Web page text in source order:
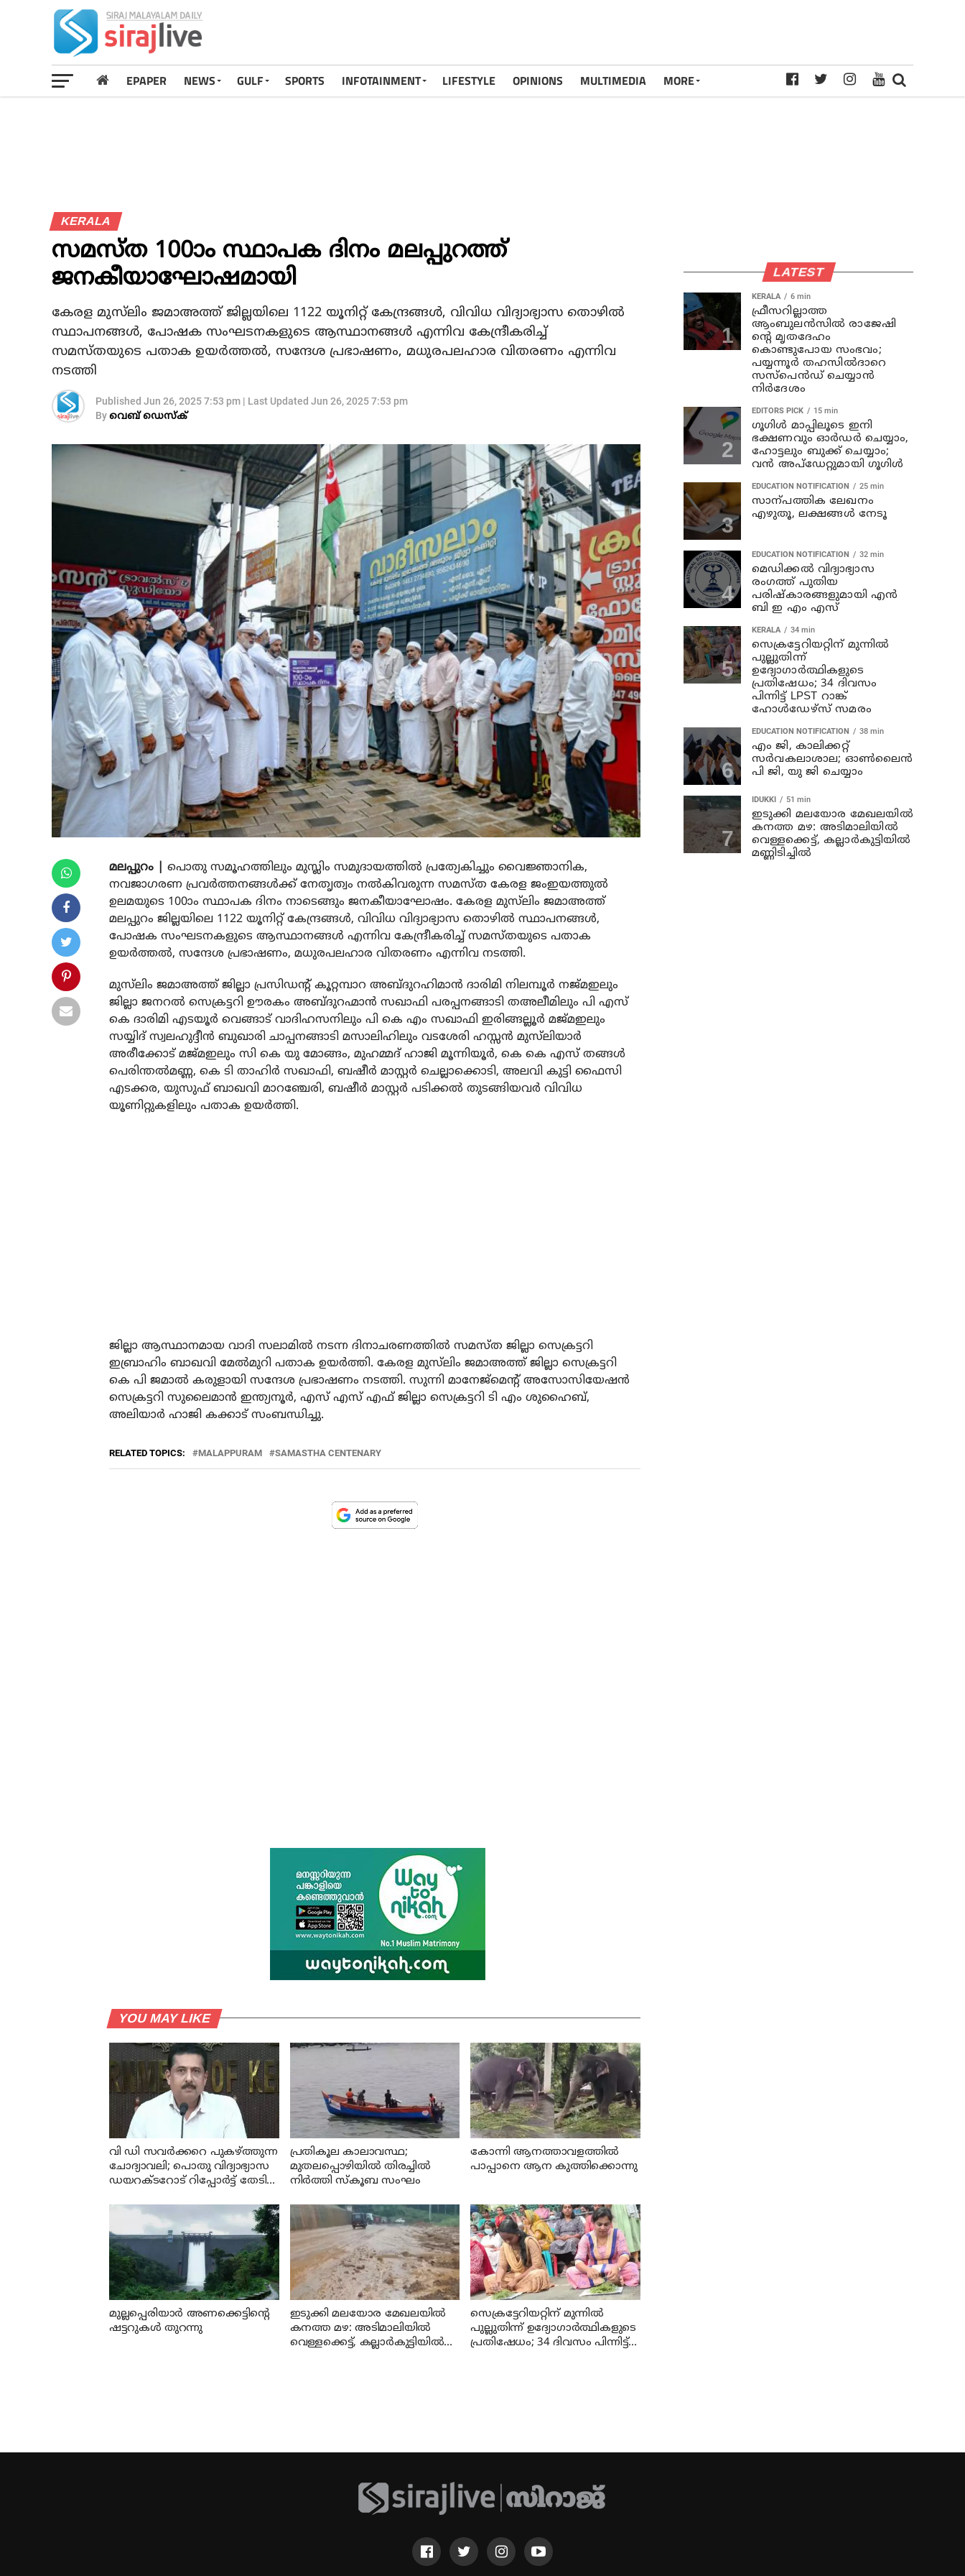
EPAPER NEWS GULF SPORTS INFOTAINMENT LIFESTYLE OPINIONS MULTIMEDIA MORE
KERALA
സമസ്ത 100ാം സ്ഥാപക ദിനം മലപ്പുറത്ത്
ജനകീയാഘോഷമായി
കേരള മുസ്‌ലിം ജമാഅത്ത് ജില്ലയിലെ 1122 യൂനിറ്റ് കേന്ദ്രങ്ങൾ, വിവിധ വിദ്യാഭ്യാസ തൊഴിൽ
സ്ഥാപനങ്ങൾ, പോഷക സംഘടനകളുടെ ആസ്ഥാനങ്ങൾ എന്നിവ കേന്ദ്രീകരിച്ച്
സമസ്തയുടെ പതാക ഉയർത്തൽ, സന്ദേശ പ്രഭാഷണം, മധുരപലഹാര വിതരണം എന്നിവ
നടത്തി
Published Jun 26, 2025 7:53 pm | Last Updated Jun 26, 2025 7:53 pm
Byവെബ് ഡെസ്‌ക്
മലപ്പുറം |
പൊതു സമൂഹത്തിലും മുസ്ലിം സമുദായത്തിൽ പ്രത്യേകിച്ചും വൈജ്ഞാനിക,
നവജാഗരണ പ്രവർത്തനങ്ങൾക്ക് നേതൃത്വം നൽകിവരുന്ന സമസ്ത കേരള ജംഇയത്തുൽ
ഉലമയുടെ 100ാം സ്ഥാപക ദിനം നാടെങ്ങും ജനകീയാഘോഷം. കേരള മുസ്‌ലിം ജമാഅത്ത്
മലപ്പുറം ജില്ലയിലെ 1122 യൂനിറ്റ് കേന്ദ്രങ്ങൾ, വിവിധ വിദ്യാഭ്യാസ തൊഴിൽ സ്ഥാപനങ്ങൾ,
പോഷക സംഘടനകളുടെ ആസ്ഥാനങ്ങൾ എന്നിവ കേന്ദ്രീകരിച്ച് സമസ്തയുടെ പതാക
ഉയർത്തൽ, സന്ദേശ പ്രഭാഷണം, മധുരപലഹാര വിതരണം എന്നിവ നടത്തി.
മുസ്‌ലിം ജമാഅത്ത് ജില്ലാ പ്രസിഡൻ്റ് കൂറ്റമ്പാറ അബ്ദുറഹിമാൻ ദാരിമി നിലമ്പൂർ നജ്മഇലും
ജില്ലാ ജനറൽ സെക്രട്ടറി ഊരകം അബ്ദുറഹ്മാൻ സഖാഫി പരപ്പനങ്ങാടി തഅലീമിലും പി എസ്
കെ ദാരിമി എടയൂർ വെങ്ങാട് വാദിഹസനിലും പി കെ എം സഖാഫി ഇരിങ്ങല്ലൂർ മജ്മഇലും
സയ്യിദ് സ്വലഹുദ്ദീൻ ബുഖാരി ചാപ്പനങ്ങാടി മസാലിഹിലും വടശേരി ഹസ്സൻ മുസ്‌ലിയാർ
അരീക്കോട് മജ്മഇലും സി കെ യു മോങ്ങം, മുഹമ്മദ് ഹാജി മൂന്നിയൂർ, കെ കെ എസ് തങ്ങൾ
പെരിന്തൽമണ്ണ, കെ ടി താഹിർ സഖാഫി, ബഷീർ മാസ്റ്റർ ചെല്ലാക്കൊടി, അലവി കുട്ടി ഫൈസി
എടക്കര, യുസുഫ് ബാഖവി മാറഞ്ചേരി, ബഷീർ മാസ്റ്റർ പടിക്കൽ തുടങ്ങിയവർ വിവിധ
യൂണിറ്റുകളിലും പതാക ഉയർത്തി.
ജില്ലാ ആസ്ഥാനമായ വാദി സലാമിൽ നടന്ന ദിനാചരണത്തിൽ സമസ്ത ജില്ലാ സെക്രട്ടറി
ഇബ്രാഹിം ബാഖവി മേൽമുറി പതാക ഉയർത്തി. കേരള മുസ്‌ലിം ജമാഅത്ത് ജില്ലാ സെക്രട്ടറി
കെ പി ജമാൽ കരുളായി സന്ദേശ പ്രഭാഷണം നടത്തി. സുന്നി മാനേജ്മെൻ്റ് അസോസിയേഷൻ
സെക്രട്ടറി സുലൈമാൻ ഇന്ത്യനൂർ, എസ് എസ് എഫ് ജില്ലാ സെക്രട്ടറി ടി എം ശുഹൈബ്,
അലിയാർ ഹാജി കക്കാട് സംബന്ധിച്ചു.
RELATED TOPICS: MALAPPURAM SAMASTHA CENTENARY
YOU MAY LIKE
വി ഡി സവര്‍ക്കറെ പുകഴ്ത്തുന്ന
ചോദ്യാവലി; പൊതു വിദ്യാഭ്യാസ
ഡയറക്ടറോട് റിപ്പോര്‍ട്ട് തേടി
പ്രതികൂല കാലാവസ്ഥ;
മുതലപ്പൊഴിയില്‍ തിരച്ചില്‍
നിര്‍ത്തി സ്കൂബ സംഘം
കോന്നി ആനത്താവളത്തില്‍
പാപ്പാനെ ആന കുത്തിക്കൊന്നു
മുല്ലപ്പെരിയാര്‍ അണക്കെട്ടിന്റെ
ഷട്ടറുകള്‍ തുറന്നു
ഇടുക്കി മലയോര മേഖലയിൽ
കനത്ത മഴ: അടിമാലിയിൽ
വെള്ളക്കെട്ട്, കല്ലാർകുട്ടിയിൽ
സെക്രട്ടേറിയറ്റിന് മുന്നിൽ
പുല്ലുതിന്ന് ഉദ്യോഗാർത്ഥികളുടെ
പ്രതിഷേധം; 34 ദിവസം പിന്നിട്ട്
LATEST
KERALA 6 min
ഫ്രീസറില്ലാത്ത
ആംബുലൻസിൽ രാജേഷി
ന്റെ മൃതദേഹം
കൊണ്ടുപോയ സംഭവം;
പയ്യന്നൂർ തഹസിൽദാറെ
സസ്പെൻഡ് ചെയ്യാന്‍
നിര്‍ദേശം
EDITORS PICK 15 min
ഗൂഗിൾ മാപ്പിലൂടെ ഇനി
ഭക്ഷണവും ഓർഡർ ചെയ്യാം,
ഹോട്ടലും ബുക്ക് ചെയ്യാം;
വൻ അപ്‌ഡേറ്റുമായി ഗൂഗിൾ
EDUCATION NOTIFICATION 25 min
സാന്പത്തിക ലേഖനം
എഴുതൂ, ലക്ഷങ്ങൾ നേടൂ
EDUCATION NOTIFICATION 32 min
മെഡിക്കൽ വിദ്യാഭ്യാസ
രംഗത്ത് പുതിയ
പരിഷ്‌കാരങ്ങളുമായി എൻ
ബി ഇ എം എസ്
KERALA 34 min
സെക്രട്ടേറിയറ്റിന് മുന്നിൽ
പുല്ലുതിന്ന്
ഉദ്യോഗാർത്ഥികളുടെ
പ്രതിഷേധം; 34 ദിവസം
പിന്നിട്ട് LPST റാങ്ക്
ഹോൾഡേഴ്സ് സമരം
EDUCATION NOTIFICATION 38 min
എം ജി, കാലിക്കറ്റ്
സർവകലാശാല; ഓൺലൈൻ
പി ജി, യു ജി ചെയ്യാം
IDUKKI 51 min
ഇടുക്കി മലയോര മേഖലയിൽ
കനത്ത മഴ: അടിമാലിയിൽ
വെള്ളക്കെട്ട്, കല്ലാർകുട്ടിയിൽ
മണ്ണിടിച്ചിൽ